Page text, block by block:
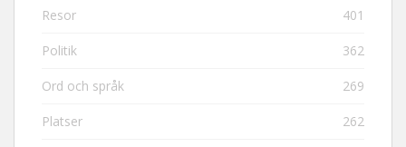
Resor 401
Politik 362
Ord och språk 269
Platser 262